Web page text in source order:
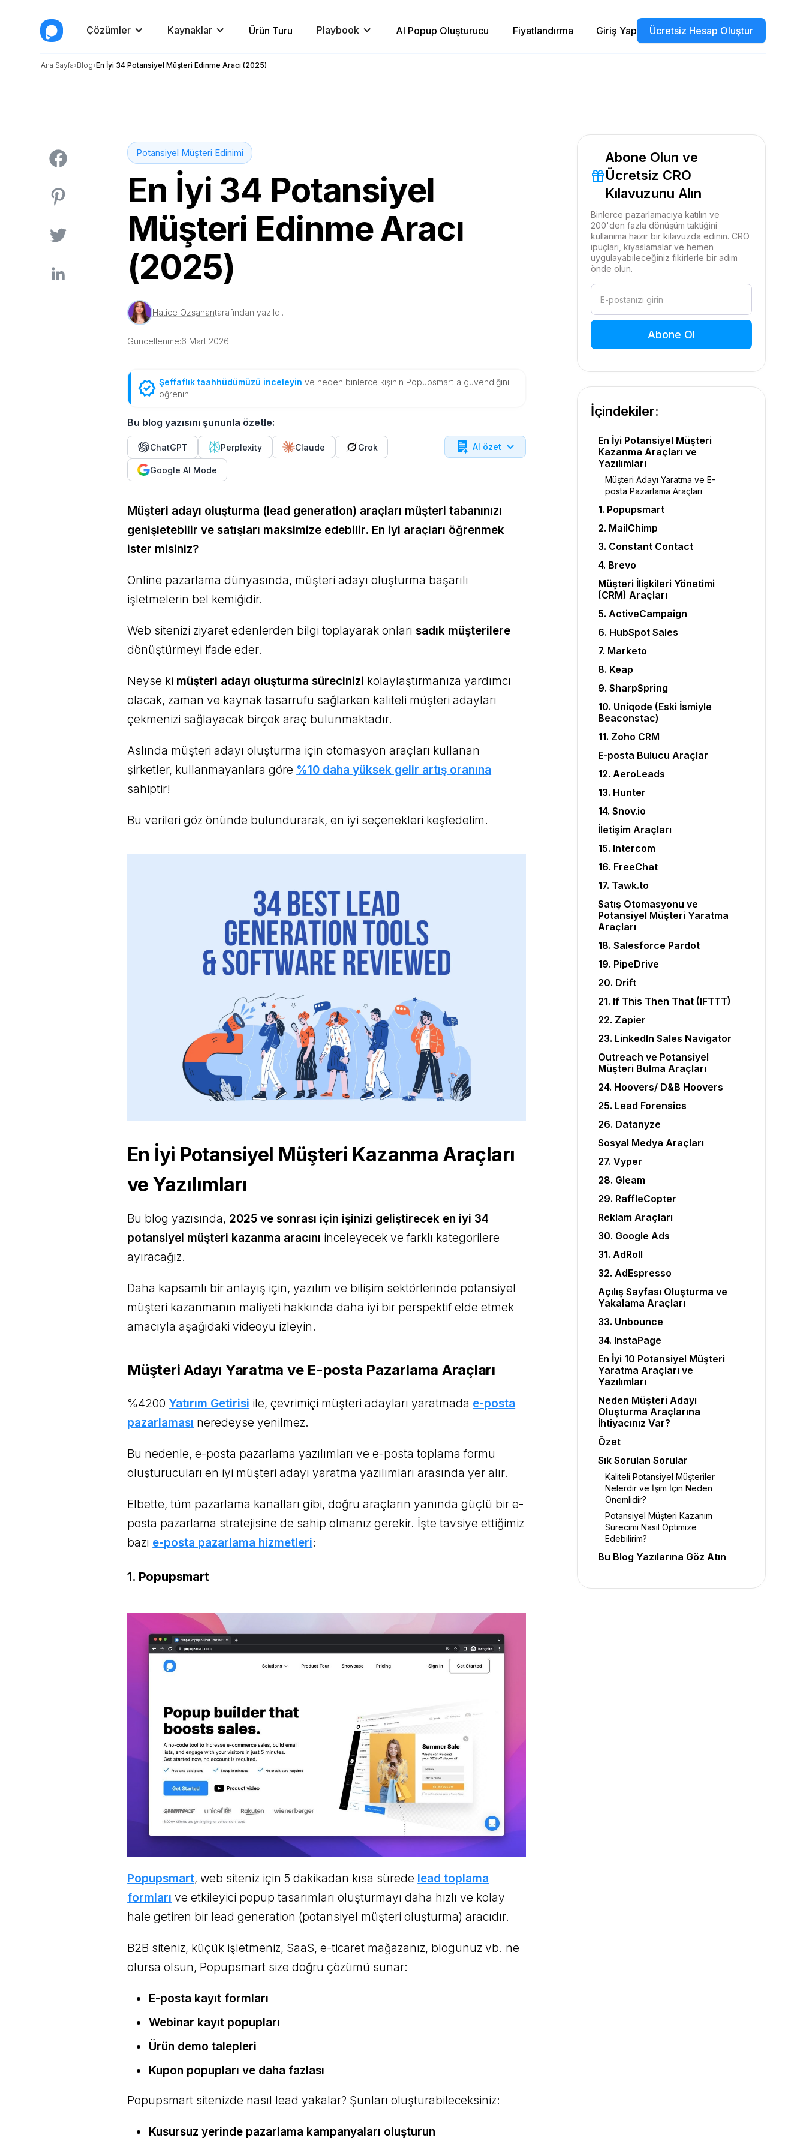
Çözümler Kaynaklar Ürün Turu Playbook AI Popup Oluşturucu Fiyatlandırma Giriş Yap Ücretsiz Hesap Oluştur
Ana Sayfa Blog En İyi 34 Potansiyel Müşteri Edinme Aracı (2025)
Potansiyel Müşteri Edinimi
En İyi 34 Potansiyel
Müşteri Edinme Aracı
(2025)
Hatice Özşahantarafından yazıldı.
Güncellenme:6 Mart 2026
Şeffaflık taahhüdümüzü inceleyin ve neden binlerce kişinin Popupsmart'a güvendiğini
öğrenin.
Bu blog yazısını şununla özetle:
ChatGPT Perplexity Claude Grok
Google AI Mode
AI özet
Müşteri adayı oluşturma (lead generation) araçları müşteri tabanınızı
genişletebilir ve satışları maksimize edebilir. En iyi araçları öğrenmek
ister misiniz?
Online pazarlama dünyasında, müşteri adayı oluşturma başarılı
işletmelerin bel kemiğidir.
Web sitenizi ziyaret edenlerden bilgi toplayarak onlarısadık müşterilere
dönüştürmeyi ifade eder.
Neyse ki müşteri adayı oluşturma sürecinizi kolaylaştırmanıza yardımcı
olacak, zaman ve kaynak tasarrufu sağlarken kaliteli müşteri adayları
çekmenizi sağlayacak birçok araç bulunmaktadır.
Aslında müşteri adayı oluşturma için otomasyon araçları kullanan
şirketler, kullanmayanlara göre %10 daha yüksek gelir artış oranına
sahiptir!
Bu verileri göz önünde bulundurarak, en iyi seçenekleri keşfedelim.
En İyi Potansiyel Müşteri Kazanma Araçları
ve Yazılımları
Bu blog yazısında, 2025 ve sonrası için işinizi geliştirecek en iyi 34
potansiyel müşteri kazanma aracını inceleyecek ve farklı kategorilere
ayıracağız.
Daha kapsamlı bir anlayış için, yazılım ve bilişim sektörlerinde potansiyel
müşteri kazanmanın maliyeti hakkında daha iyi bir perspektif elde etmek
amacıyla aşağıdaki videoyu izleyin.
Müşteri Adayı Yaratma ve E-posta Pazarlama Araçları
%4200 Yatırım Getirisi ile, çevrimiçi müşteri adayları yaratmada e-posta
pazarlaması neredeyse yenilmez.
Bu nedenle, e-posta pazarlama yazılımları ve e-posta toplama formu
oluşturucuları en iyi müşteri adayı yaratma yazılımları arasında yer alır.
Elbette, tüm pazarlama kanalları gibi, doğru araçların yanında güçlü bir e-
posta pazarlama stratejisine de sahip olmanız gerekir. İşte tavsiye ettiğimiz
bazı e-posta pazarlama hizmetleri:
1. Popupsmart
Popupsmart, web siteniz için 5 dakikadan kısa sürede lead toplama
formları ve etkileyici popup tasarımları oluşturmayı daha hızlı ve kolay
hale getiren bir lead generation (potansiyel müşteri oluşturma) aracıdır.
B2B siteniz, küçük işletmeniz, SaaS, e-ticaret mağazanız, blogunuz vb. ne
olursa olsun, Popupsmart size doğru çözümü sunar:
E-posta kayıt formları
Webinar kayıt popupları
Ürün demo talepleri
Kupon popupları ve daha fazlası
Popupsmart sitenizde nasıl lead yakalar? Şunları oluşturabileceksiniz:
Kusursuz yerinde pazarlama kampanyaları oluşturun
Abone Olun ve
Ücretsiz CRO
Kılavuzunu Alın
Binlerce pazarlamacıya katılın ve
200'den fazla dönüşüm taktiğini
kullanıma hazır bir kılavuzda edinin. CRO
ipuçları, kıyaslamalar ve hemen
uygulayabileceğiniz fikirlerle bir adım
önde olun.
İçindekiler:
En İyi Potansiyel Müşteri
Kazanma Araçları ve
Yazılımları
Müşteri Adayı Yaratma ve E-
posta Pazarlama Araçları
1. Popupsmart
2. MailChimp
3. Constant Contact
4. Brevo
Müşteri İlişkileri Yönetimi
(CRM) Araçları
5. ActiveCampaign
6. HubSpot Sales
7. Marketo
8. Keap
9. SharpSpring
10. Uniqode (Eski İsmiyle
Beaconstac)
11. Zoho CRM
E-posta Bulucu Araçlar
12. AeroLeads
13. Hunter
14. Snov.io
İletişim Araçları
15. Intercom
16. FreeChat
17. Tawk.to
Satış Otomasyonu ve
Potansiyel Müşteri Yaratma
Araçları
18. Salesforce Pardot
19. PipeDrive
20. Drift
21. If This Then That (IFTTT)
22. Zapier
23. LinkedIn Sales Navigator
Outreach ve Potansiyel
Müşteri Bulma Araçları
24. Hoovers/ D&B Hoovers
25. Lead Forensics
26. Datanyze
Sosyal Medya Araçları
27. Vyper
28. Gleam
29. RaffleCopter
Reklam Araçları
30. Google Ads
31. AdRoll
32. AdEspresso
Açılış Sayfası Oluşturma ve
Yakalama Araçları
33. Unbounce
34. InstaPage
En İyi 10 Potansiyel Müşteri
Yaratma Araçları ve
Yazılımları
Neden Müşteri Adayı
Oluşturma Araçlarına
İhtiyacınız Var?
Özet
Sık Sorulan Sorular
Kaliteli Potansiyel Müşteriler
Nelerdir ve İşim İçin Neden
Önemlidir?
Potansiyel Müşteri Kazanım
Sürecimi Nasıl Optimize
Edebilirim?
Bu Blog Yazılarına Göz Atın